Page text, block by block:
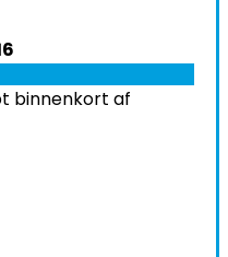
binnenkort af